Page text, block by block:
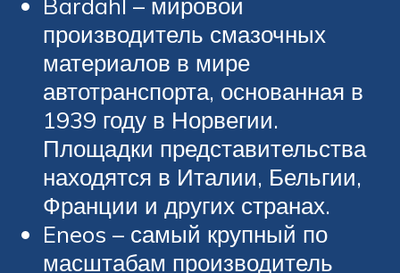
производитель смазочных
материалов в мире
автотранспорта, основанная в
1939 году в Норвегии.
Площадки представительства
находятся в Италии, Бельгии,
Франции и других странах.
Eneos – самый крупный по
масштабам производитель